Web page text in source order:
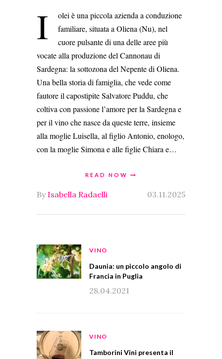
I
olei è una piccola azienda a conduzione
familiare, situata a Oliena (Nu), nel
cuore pulsante di una delle aree più
vocate alla produzione del Cannonau di
Sardegna: la sottozona del Nepente di Oliena.
Una bella storia di famiglia, che vede come
fautore il capostipite Salvatore Puddu, che
coltiva con passione l’amore per la Sardegna e
per il vino che nasce da queste terre, insieme
alla moglie Luisella, al figlio Antonio, enologo,
con la moglie Simona e alle figlie Chiara e…
READ NOW
By Isabella Radaelli 03.11.2025
VINO
Daunia: un piccolo angolo di
Francia in Puglia
28.04.2021
VINO
Tamborini Vini presenta il